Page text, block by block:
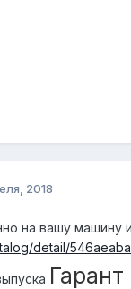
2018
на вашу машину
detail/